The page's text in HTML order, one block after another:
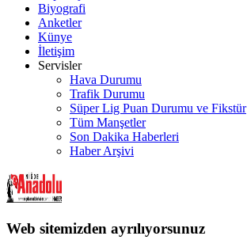
Biyografi
Anketler
Künye
İletişim
Servisler
Hava Durumu
Trafik Durumu
Süper Lig Puan Durumu ve Fikstür
Tüm Manşetler
Son Dakika Haberleri
Haber Arşivi
Web sitemizden ayrılıyorsunuz